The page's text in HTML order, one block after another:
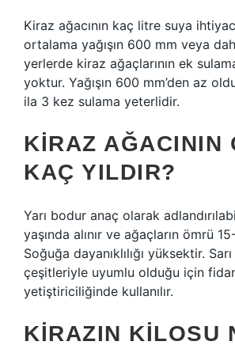
Kiraz ağacının kaç litre suya
ortalama yağışın 600 mm veya
yerlerde kiraz ağaçlarının ek
yoktur. Yağışın 600 mm’den az
ila 3 kez sulama yeterlidir.
KIRAZ AĞACININ
KAÇ YILDIR?
Yarı bodur anaç olarak
yaşında alınır ve ağaçların ömrü
Soğuğa dayanıklılığı yüksektir.
çeşitleriyle uyumlu olduğu için
yetiştiriciliğinde kullanılır.
KIRAZIN KILOSU